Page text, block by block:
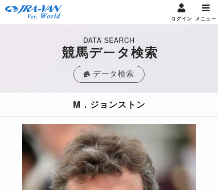
ログイン メニュー
DATA SEARCH
競馬データ検索
データ検索
M．ジョンストン